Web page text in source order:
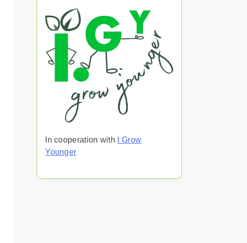
In cooperation with
I Grow
Younger